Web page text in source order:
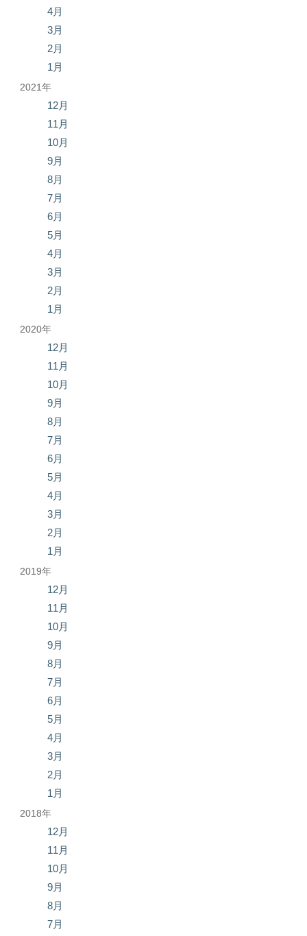
4月
3月
2月
1月
2021年
12月
11月
10月
9月
8月
7月
6月
5月
4月
3月
2月
1月
2020年
12月
11月
10月
9月
8月
7月
6月
5月
4月
3月
2月
1月
2019年
12月
11月
10月
9月
8月
7月
6月
5月
4月
3月
2月
1月
2018年
12月
11月
10月
9月
8月
7月